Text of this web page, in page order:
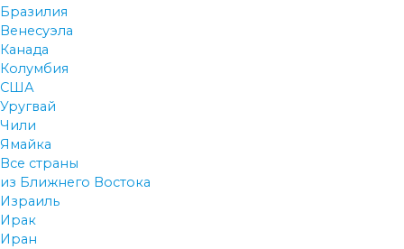
Бразилия
Венесуэла
Канада
Колумбия
США
Уругвай
Чили
Ямайка
Все страны
из Ближнего Востока
Израиль
Ирак
Иран